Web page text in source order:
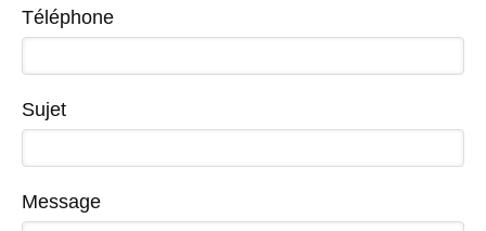
Téléphone
Sujet
Message